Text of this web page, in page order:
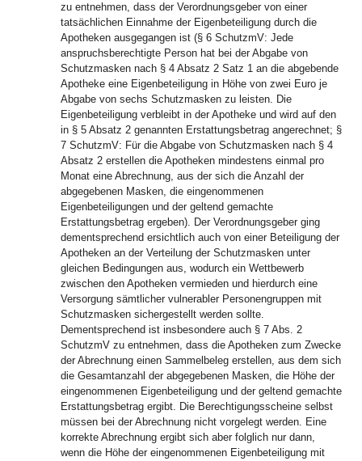
zu entnehmen, dass der Verordnungsgeber von einer
tatsächlichen Einnahme der Eigenbeteiligung durch die
Apotheken ausgegangen ist (§ 6 SchutzmV: Jede
anspruchsberechtigte Person hat bei der Abgabe von
Schutzmasken nach § 4 Absatz 2 Satz 1 an die abgebende
Apotheke eine Eigenbeteiligung in Höhe von zwei Euro je
Abgabe von sechs Schutzmasken zu leisten. Die
Eigenbeteiligung verbleibt in der Apotheke und wird auf den
in § 5 Absatz 2 genannten Erstattungsbetrag angerechnet; §
7 SchutzmV: Für die Abgabe von Schutzmasken nach § 4
Absatz 2 erstellen die Apotheken mindestens einmal pro
Monat eine Abrechnung, aus der sich die Anzahl der
abgegebenen Masken, die eingenommenen
Eigenbeteiligungen und der geltend gemachte
Erstattungsbetrag ergeben). Der Verordnungsgeber ging
dementsprechend ersichtlich auch von einer Beteiligung der
Apotheken an der Verteilung der Schutzmasken unter
gleichen Bedingungen aus, wodurch ein Wettbewerb
zwischen den Apotheken vermieden und hierdurch eine
Versorgung sämtlicher vulnerabler Personengruppen mit
Schutzmasken sichergestellt werden sollte.
Dementsprechend ist insbesondere auch § 7 Abs. 2
SchutzmV zu entnehmen, dass die Apotheken zum Zwecke
der Abrechnung einen Sammelbeleg erstellen, aus dem sich
die Gesamtanzahl der abgegebenen Masken, die Höhe der
eingenommenen Eigenbeteiligung und der geltend gemachte
Erstattungsbetrag ergibt. Die Berechtigungsscheine selbst
müssen bei der Abrechnung nicht vorgelegt werden. Eine
korrekte Abrechnung ergibt sich aber folglich nur dann,
wenn die Höhe der eingenommenen Eigenbeteiligung mit